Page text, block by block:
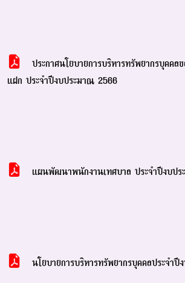
ประกาศนโยบายการบริหารทรัพยากรบุคคล
แฝก ประจำปีงบประมาณ 2566
แผนพัฒนาพนักงานเทศบาล ประจำปีงบป
นโยบายการบริหารทรัพยากรบุคคลประจำ